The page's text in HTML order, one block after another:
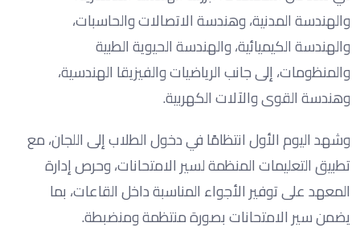
والهندسة المدنية، وهندسة الاتصالات والحاسبات،
والهندسة الكيميائية، والهندسة الحيوية الطبية
والمنظومات، إلى جانب الرياضيات والفيزيقا الهندسية،
وهندسة القوى والآلات الكهربية.
وشهد اليوم الأول انتظامًا في دخول الطلاب إلى اللجان، مع
تطبيق التعليمات المنظمة لسير الامتحانات، وحرص إدارة
المعهد على توفير الأجواء المناسبة داخل القاعات، بما
يضمن سير الامتحانات بصورة منتظمة ومنضبطة.